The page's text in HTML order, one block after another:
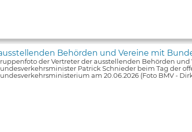
Behörden und Vereine mit
der Vertreter der ausstellenden Behörden und
Patrick Schnieder beim Tag der
am 20.06.2026 (Foto BMV -